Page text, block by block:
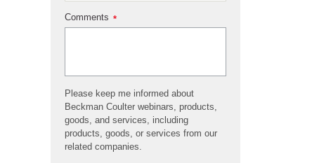
*
Comments
Please keep me informed about
Beckman Coulter webinars, products,
goods, and services, including
products, goods, or services from our
related companies.